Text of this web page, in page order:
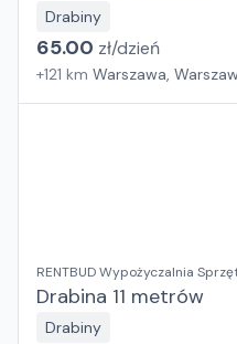
Drabiny
65.00 zł/dzień
+121 km Warszawa,
RENTBUD Wypożyczalnia
Elektronarzędzi
Drabina 11 metrów
Drabiny